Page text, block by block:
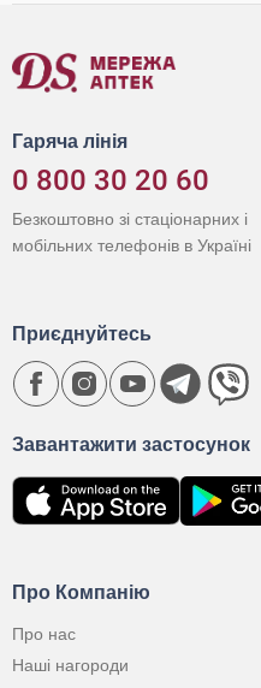
Гаряча лінія
0 800 30 20 60
Безкоштовно зі стаціонарних і
мобільних телефонів в Україні
Про Компанію
Про нас
Наші нагороди
Завантажити застосунок
Приєднуйтесь